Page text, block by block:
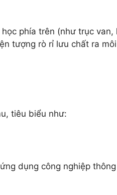
phía trên (như trục van,
tượng rò rỉ lưu chất ra
tiêu biểu như:
dụng công nghiệp